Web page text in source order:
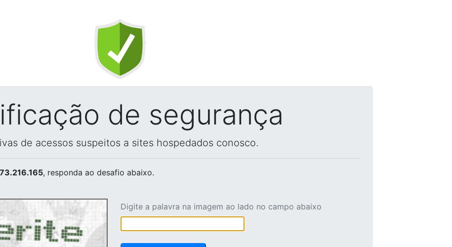
de segurança
de acessos suspeitos a sites hospedados conosco.
, responda ao desafio abaixo.
Digite a palavra na imagem ao lado no campo abaixo